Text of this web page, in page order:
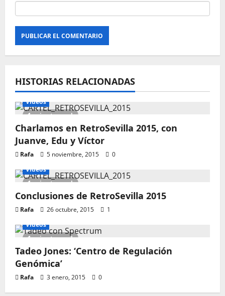
HISTORIAS RELACIONADAS
1 minute read
Vídeos
Charlamos en RetroSevilla 2015, con
Juanve, Edu y Víctor
Rafa 5 noviembre, 2015 0
1 minute read
Vídeos
Conclusiones de RetroSevilla 2015
Rafa 26 octubre, 2015 1
1 minute read
Vídeos
Tadeo Jones: ‘Centro de Regulación
Genómica’
Rafa 3 enero, 2015 0